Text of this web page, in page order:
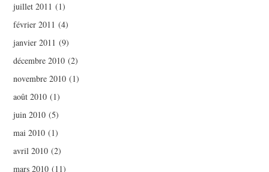
juillet 2011 (1)
février 2011 (4)
janvier 2011 (9)
décembre 2010 (2)
novembre 2010 (1)
août 2010 (1)
juin 2010 (5)
mai 2010 (1)
avril 2010 (2)
mars 2010 (11)